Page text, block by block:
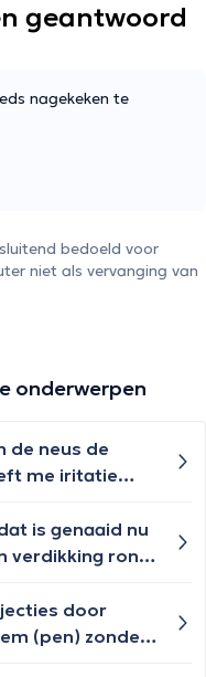
geantwoord
nagekeken te
bedoeld voor
niet als vervanging van
onderwerpen
de neus de
me iritatie
is genaaid nu
verdikking rond
door
(pen) zonder